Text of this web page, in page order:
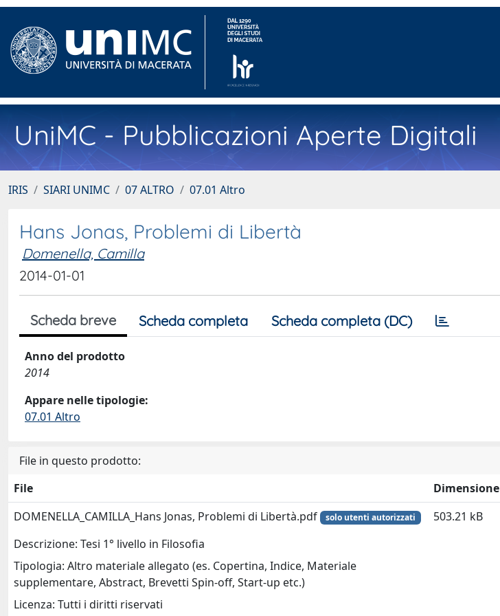
UniMC - Pubblicazioni Aperte Digitali
IRIS SIARI UNIMC 07 ALTRO 07.01 Altro
Hans Jonas, Problemi di Libertà
Domenella, Camilla
2014-01-01
Scheda breve Scheda completa Scheda completa (DC)
Anno del prodotto
2014
Appare nelle tipologie:
07.01 Altro
File in questo prodotto:
File
Dimensione
DOMENELLA_CAMILLA_Hans Jonas, Problemi di Libertà.pdf
solo utenti autorizzati
Descrizione: Tesi 1° livello in Filosofia
Tipologia: Altro materiale allegato (es. Copertina, Indice, Materiale
supplementare, Abstract, Brevetti Spin-off, Start-up etc.)
Licenza: Tutti i diritti riservati
503.21 kB